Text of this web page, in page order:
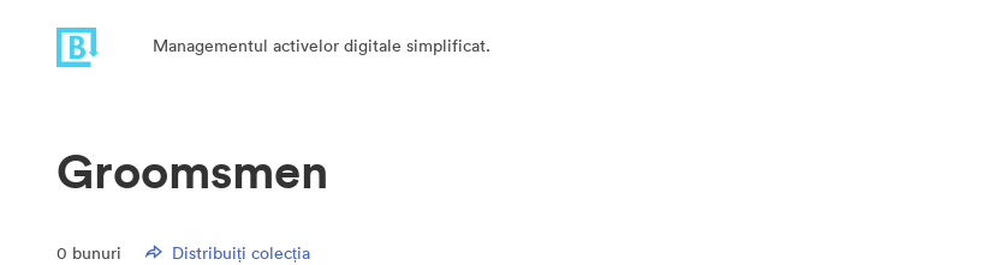
Managementul activelor digitale simplificat.
Groomsmen
0 bunuri Distribuiți colecția